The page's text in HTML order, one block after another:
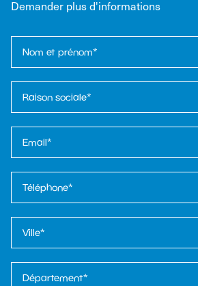
Demander plus d'informations